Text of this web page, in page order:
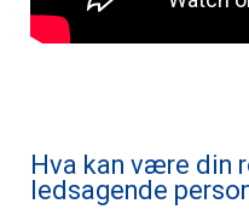
Hva kan være din
ledsagende